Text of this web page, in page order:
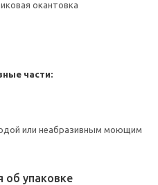
окантовка
части:
или неабразивным моющим
упаковке